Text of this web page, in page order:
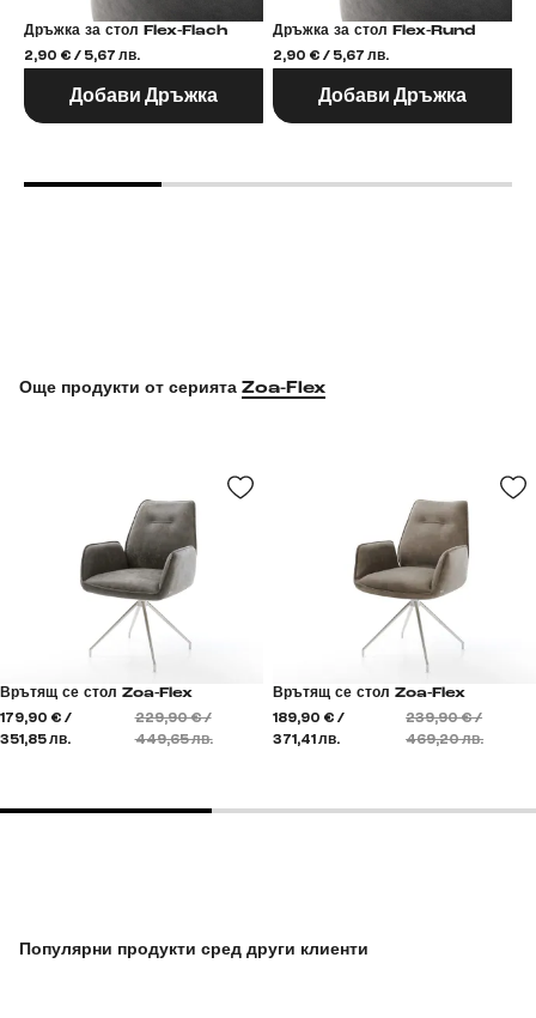
Дръжка за стол Flex-Flach
2,90 € / 5,67 лв.
Добави Дръжка
Дръжка за стол Flex-Rund
2,90 € / 5,67 лв.
Добави Дръжка
Популярни продукти сред други клиенти
Още продукти от серията Zoa-Flex
Врътящ се стол Zoa-Flex
179,90 € /
351,85 лв.
229,90 € /
449,65 лв.
Врътящ се стол Zoa-Flex
189,90 € /
371,41 лв.
239,90 € /
469,20 лв.